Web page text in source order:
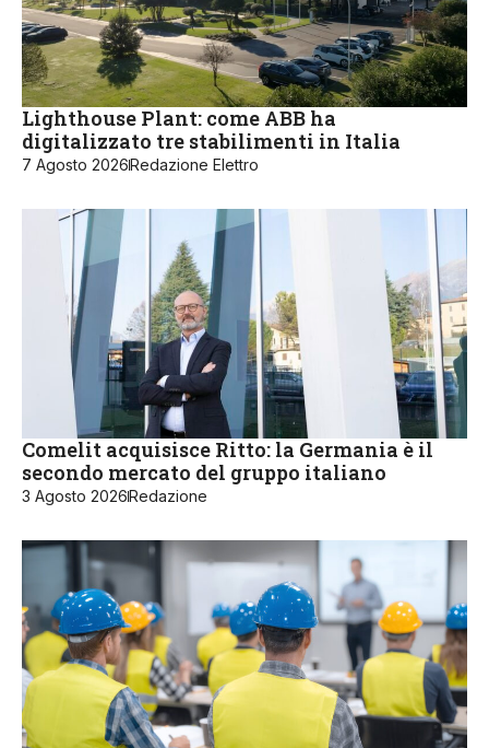
Lighthouse Plant: come ABB ha
digitalizzato tre stabilimenti in Italia
7 Agosto 2026Redazione Elettro
Comelit acquisisce Ritto: la Germania è il
secondo mercato del gruppo italiano
3 Agosto 2026Redazione